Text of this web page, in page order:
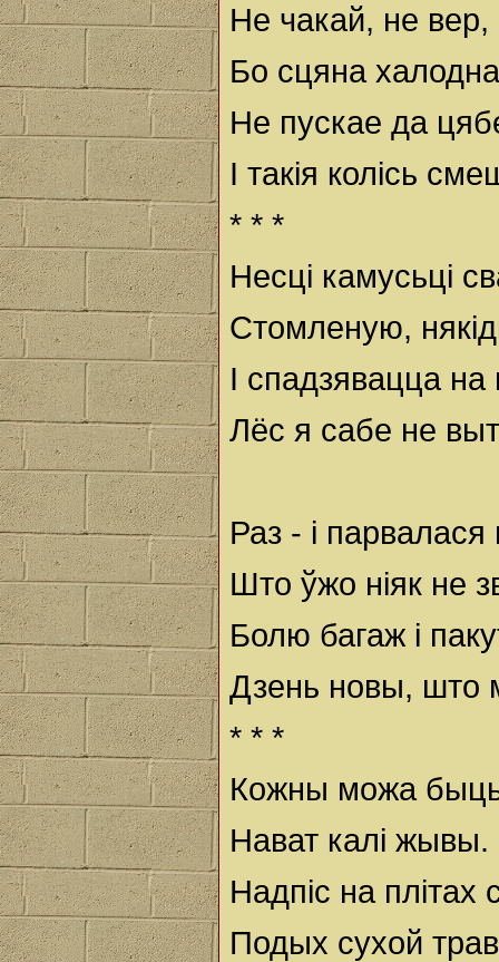
Не чакай, не вер,
Бо сцяна
Не пускае да
І такія колісь
* * *
Несці камусьці
Стомленую,
І спадзявацца
Лёс я сабе не
Раз - і парвалася
Што ўжо ніяк не
Болю багаж і
Дзень новы, што
* * *
Кожны можа
Нават калі жывы.
Надпіс на плітах
Подых сухой